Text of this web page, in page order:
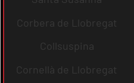
Corbera de Llobregat
Collsuspina
Cornellà de Llobregat